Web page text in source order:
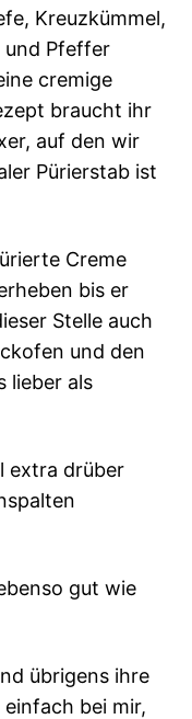
Kreuzkümmel,
und Pfeffer
cremige
braucht ihr
auf den wir
Pürierstab ist
Creme
bis er
Stelle auch
und den
lieber als
extra drüber
gut wie
übrigens ihre
bei mir,